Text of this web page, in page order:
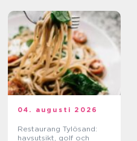
04. augusti 2026
Restaurang Tylösand:
havsutsikt, golf och